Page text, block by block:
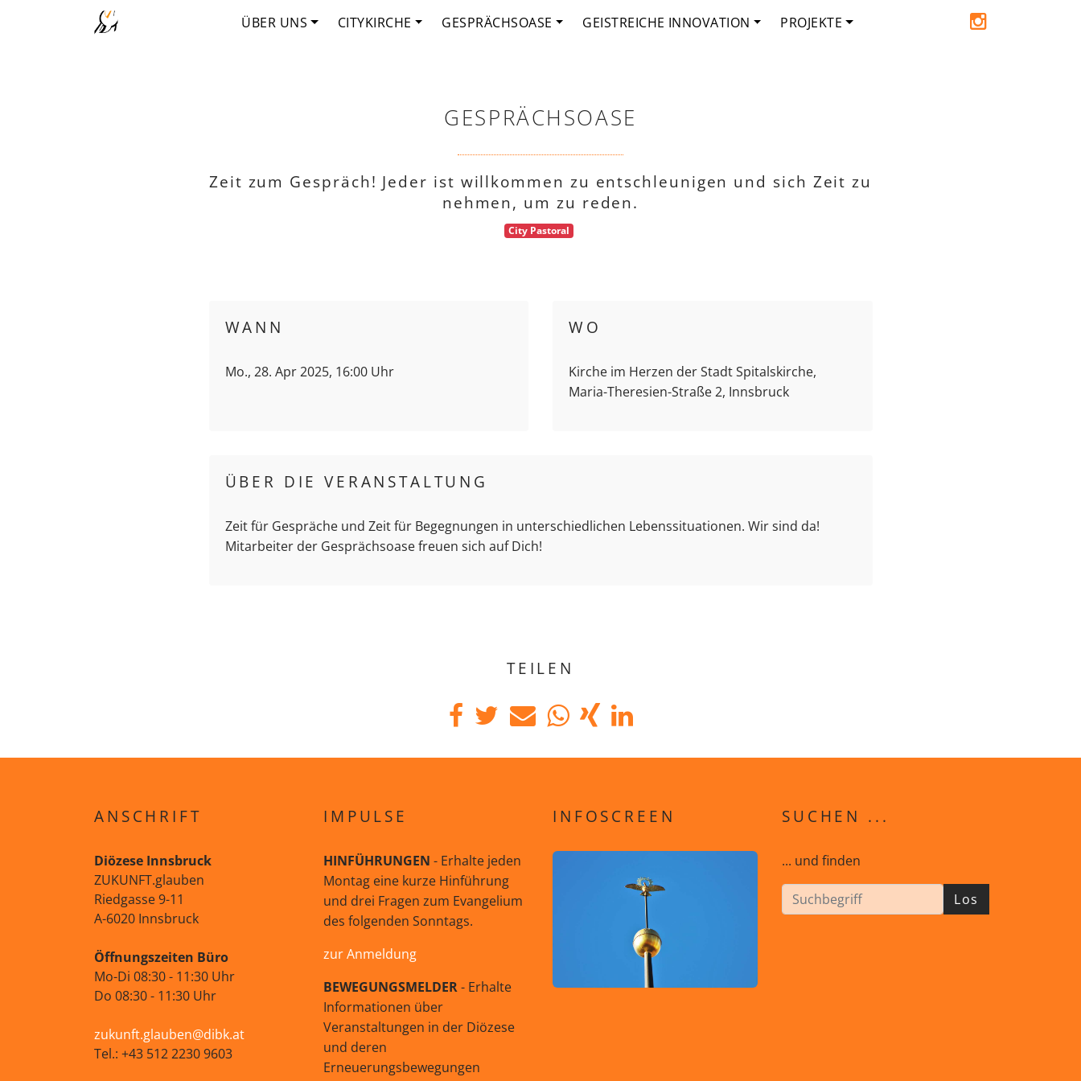
ÜBER UNS CITYKIRCHE GESPRÄCHSOASE GEISTREICHE INNOVATION PROJEKTE
GESPRÄCHSOASE
Zeit zum Gespräch! Jeder ist willkommen zu entschleunigen und sich Zeit zu
nehmen, um zu reden.
City Pastoral
WANN
Mo., 28. Apr 2025, 16:00 Uhr
WO
Kirche im Herzen der Stadt Spitalskirche,
Maria-Theresien-Straße 2, Innsbruck
ÜBER DIE VERANSTALTUNG
Zeit für Gespräche und Zeit für Begegnungen in unterschiedlichen Lebenssituationen. Wir sind da!
Mitarbeiter der Gesprächsoase freuen sich auf Dich!
TEILEN
ANSCHRIFT
Diözese Innsbruck
ZUKUNFT.glauben
Riedgasse 9-11
A-6020 Innsbruck
Öffnungszeiten Büro
Mo-Di 08:30 - 11:30 Uhr
Do 08:30 - 11:30 Uhr
zukunft.glauben@dibk.at
Tel.: +43 512 2230 9603
IMPULSE
HINFÜHRUNGEN - Erhalte jeden
Montag eine kurze Hinführung
und drei Fragen zum Evangelium
des folgenden Sonntags.
zur Anmeldung
BEWEGUNGSMELDER- Erhalte
Informationen über
Veranstaltungen in der Diözese
und deren
Erneuerungsbewegungen
INFOSCREEN SUCHEN ...
... und finden
Los